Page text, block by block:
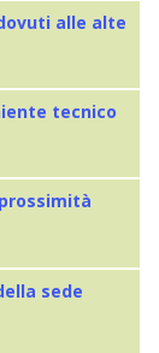
alle alte
tecnico
sede